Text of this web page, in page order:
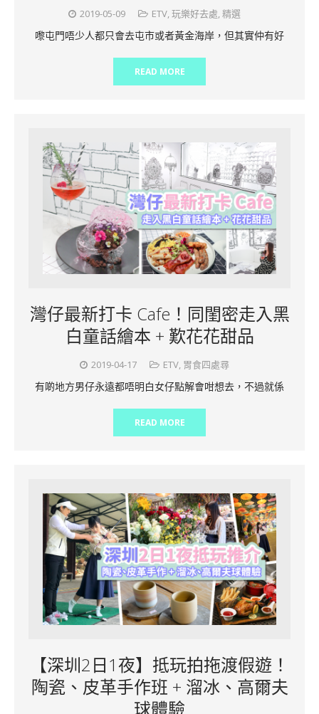
2019-05-09 ETV,玩樂好去處,精選
嚟屯門唔少人都只會去屯市或者黃金海岸，但其實仲有好
READ MORE
灣仔最新打卡 Cafe！同閨密走入黑
白童話繪本 + 歎花花甜品
2019-04-17 ETV, 胃食四處尋
有啲地方男仔永遠都唔明白女仔點解會咁想去，不過就係
READ MORE
【深圳2日1夜】抵玩拍拖渡假遊！
陶瓷、皮革手作班 + 溜冰、高爾夫
球體驗